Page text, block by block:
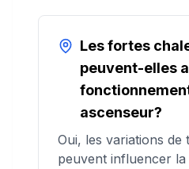
Les fortes
peuvent-elles
ascenseur?
Oui, les variations de
peuvent influencer